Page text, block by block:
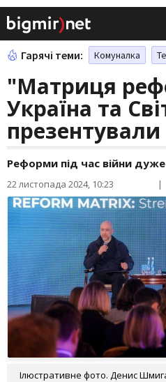
Гарячі теми: Комуналка
"Матриця
Україна та
Реформи під час війни
22 листопада 2024, 10:23 |
Ілюстративне фото. Денис